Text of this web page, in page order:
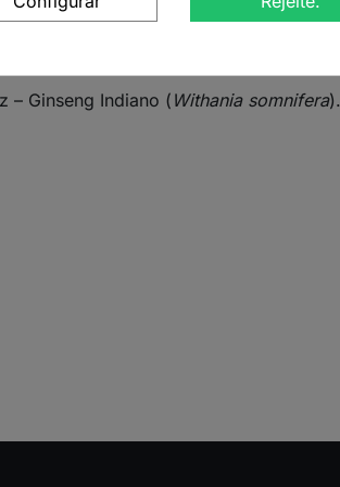
Indiano
– Ginseng Indiano ( Withania somnifera).